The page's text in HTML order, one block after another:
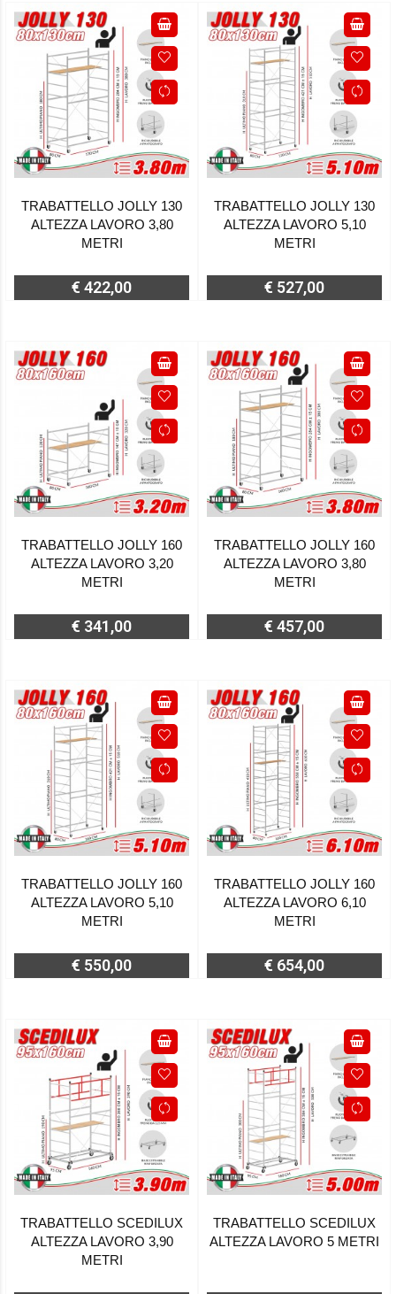
TRABATTELLO JOLLY 130
ALTEZZA LAVORO 3,80
METRI
€ 422,00
TRABATTELLO JOLLY 130
ALTEZZA LAVORO 5,10
METRI
€ 527,00
TRABATTELLO JOLLY 160
ALTEZZA LAVORO 3,20
METRI
€ 341,00
TRABATTELLO JOLLY 160
ALTEZZA LAVORO 3,80
METRI
€ 457,00
TRABATTELLO JOLLY 160
ALTEZZA LAVORO 5,10
METRI
€ 550,00
TRABATTELLO JOLLY 160
ALTEZZA LAVORO 6,10
METRI
€ 654,00
TRABATTELLO SCEDILUX
ALTEZZA LAVORO 3,90
METRI
TRABATTELLO SCEDILUX
ALTEZZA LAVORO 5 METRI